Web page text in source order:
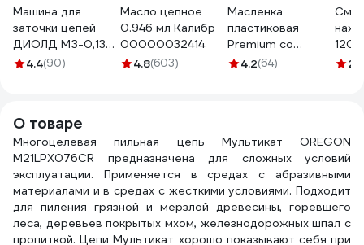
Машина для
заточки цепей
ДИОЛД МЗ-0,13
10161010
4.4(90)
Масло цепное
0.946 мл Калибр
00000032414
4.8(603)
Масленка
пластиковая
Premium со
смазкой Champion
4.2(64) 2.3
О товаре
Многоцелевая пильная цепь Мультикат OREGON
M21LPX076CR предназначена для сложных условий
эксплуатации. Применяется в средах с абразивными
материалами и в средах с жесткими условиями. Подходит
для пиления грязной и мерзлой древесины, горевшего
леса, деревьев покрытых мхом, железнодорожных шпал с
пропиткой. Цепи Мультикат хорошо показывают себя при